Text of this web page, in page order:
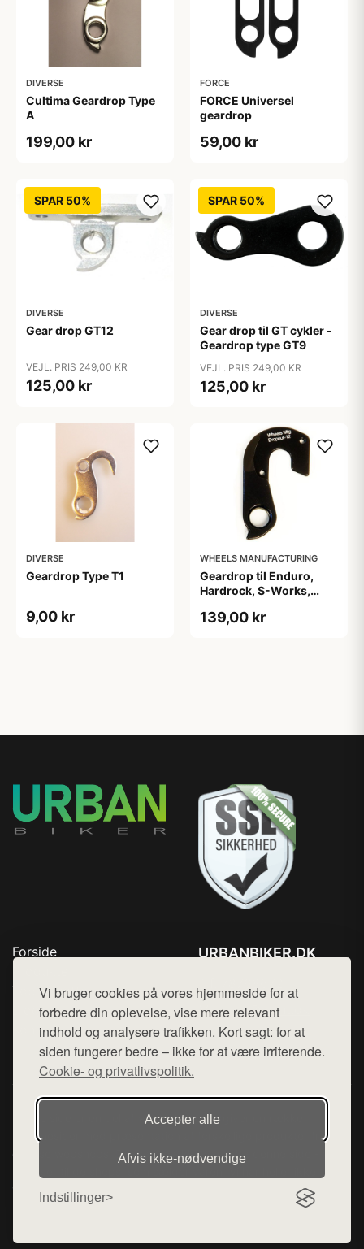
Vi bruger cookies på vores hjemmeside for at
forbedre din oplevelse, vise mere relevant
indhold og analysere trafikken. Kort sagt: for at
siden fungerer bedre – ikke for at være irriterende.
Cookie- og privatlivspolitik.
Accepter alle
Afvis ikke‑nødvendige
Indstillinger
DIVERSE
Cultima Geardrop Type
A
199,00 kr
FORCE
FORCE Universel
geardrop
59,00 kr
SPAR 50%
DIVERSE
Gear drop GT12
VEJL. PRIS 249,00 KR
125,00 kr
SPAR 50%
DIVERSE
Gear drop til GT cykler -
Geardrop type GT9
VEJL. PRIS 249,00 KR
125,00 kr
DIVERSE
Geardrop Type T1
9,00 kr
WHEELS MANUFACTURING
Geardrop til Enduro,
Hardrock, S-Works,
139,00 kr
Forside
Top Rabatter
Blog
Kontakt
URBANBIKER.DK
Mail: hej@want.dk
Cookie- og privatlivspolitik
Denne side er en del af want.dk, der udgiver en række
hjemmesider med præsentation af forskellige produkter fra
diverse webshops. Der sælges ikke varer fra denne side - vi
varerne på lager.